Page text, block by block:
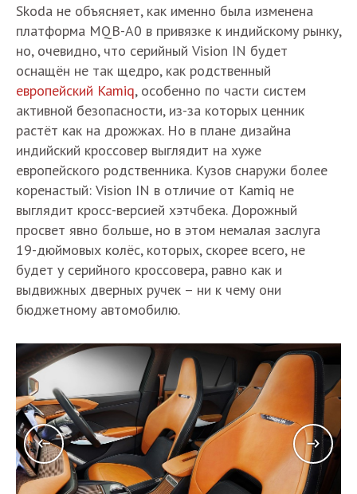
Skoda не объясняет, как именно была изменена
платформа MQB-A0 в привязке к индийскому рынку,
но, очевидно, что серийный Vision IN будет
оснащён не так щедро, как родственный
европейский Kamiq, особенно по части систем
активной безопасности, из-за которых ценник
растёт как на дрожжах. Но в плане дизайна
индийский кроссовер выглядит на хуже
европейского родственника. Кузов снаружи более
коренастый: Vision IN в отличие от Kamiq не
выглядит кросс-версией хэтчбека. Дорожный
просвет явно больше, но в этом немалая заслуга
19-дюймовых колёс, которых, скорее всего, не
будет у серийного кроссовера, равно как и
выдвижных дверных ручек – ни к чему они
бюджетному автомобилю.